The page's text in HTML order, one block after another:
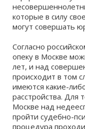
Отдел опеки и
Москва,
Орган опеки и
111401, Москва,
Орган опеки и
111394, Москва,
которые в силу
могут совершать
Согласно
опеку в Москве
лет, и над
происходит в том
имеются какие-
расстройства. Для
Москве над
пройти судебно-
процедура